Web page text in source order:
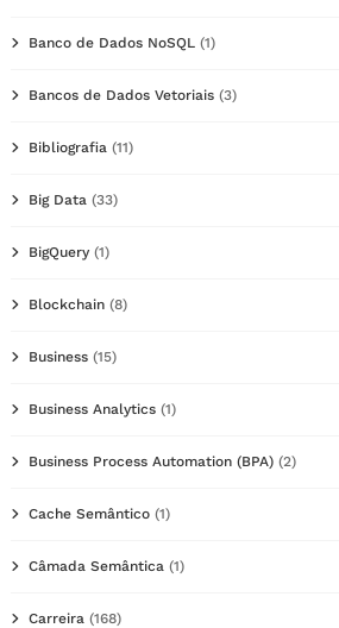
Banco de Dados NoSQL (1)
Bancos de Dados Vetoriais (3)
Bibliografia (11)
Big Data (33)
BigQuery (1)
Blockchain (8)
Business (15)
Business Analytics (1)
Business Process Automation (BPA) (2)
Cache Semântico (1)
Câmada Semântica (1)
Carreira (168)